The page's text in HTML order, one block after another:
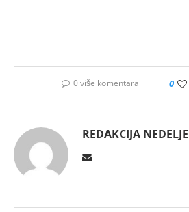
0 više komentara 0
REDAKCIJA NEDELJE